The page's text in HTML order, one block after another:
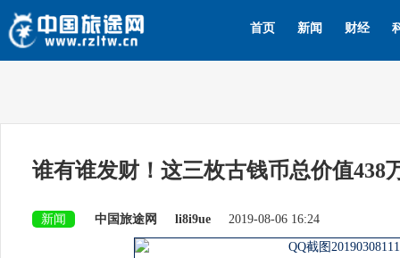
首页 新闻 财经
谁有谁发财！这三枚古钱币总价值438
新闻 中国旅途网 li8i9ue 2019-08-06 16:24